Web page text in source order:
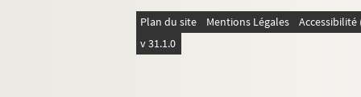
Plan du site Mentions Légales
v 31.1.0